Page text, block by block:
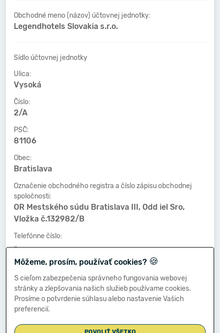
Obchodné meno (názov) účtovnej jednotky:
Legendhotels Slovakia s.r.o.
Sídlo účtovnej jednotky
Ulica:
Vysoká
Číslo:
2/A
PSČ:
81106
Obec:
Bratislava
Označenie obchodného registra a číslo zápisu obchodnej
spoločnosti:
OR Mestského súdu Bratislava III, Odd iel Sro,
Vložka č.132982/B
Telefónne číslo:
-
Faxové číslo:
-
E-mailová adresa:
-
Môžeme, prosím, používať cookies? 🍪
S cieľom zabezpečenia správneho fungovania webovej
stránky a zlepšovania našich služieb používame cookies.
Prosíme o potvrdenie súhlasu alebo nastavenie Vašich
preferencií.